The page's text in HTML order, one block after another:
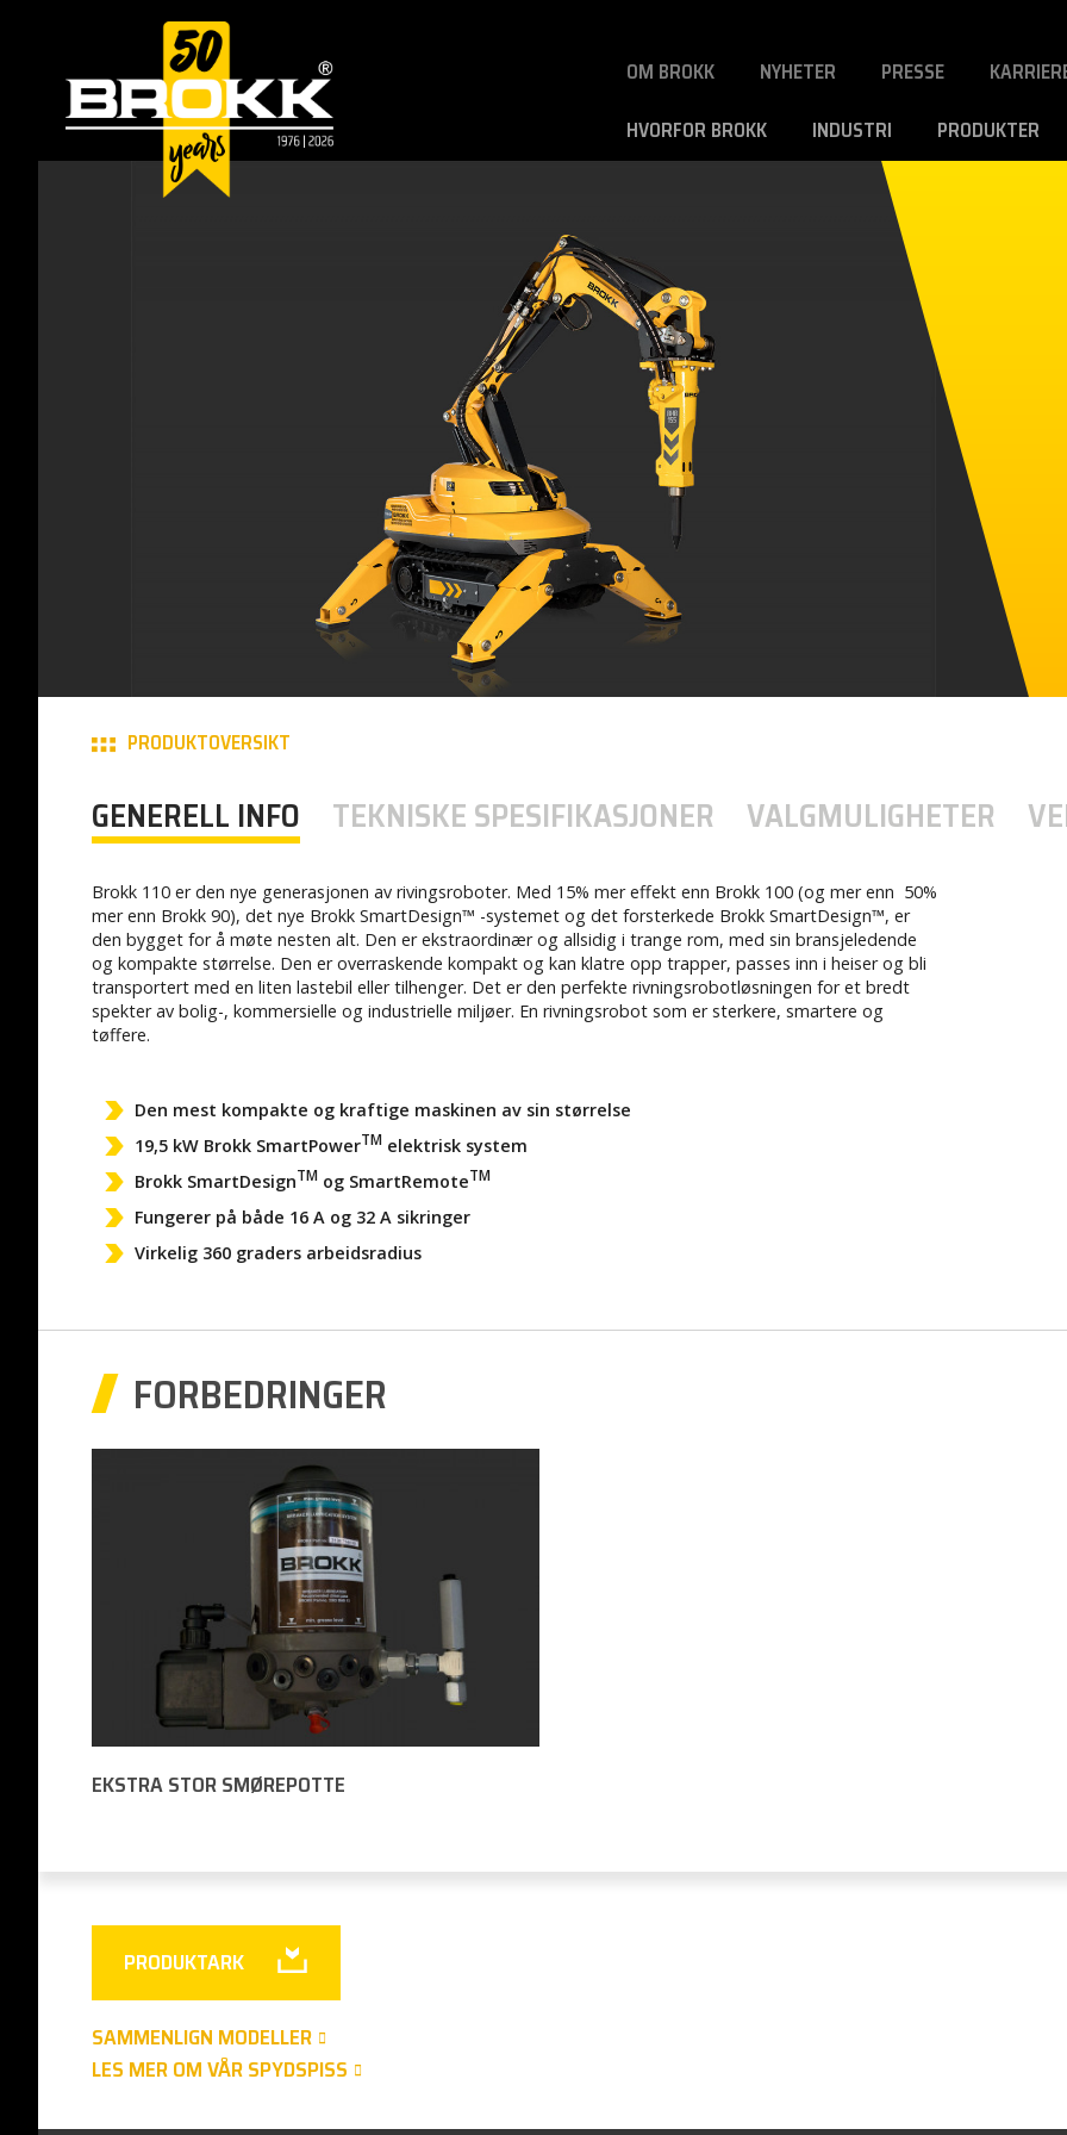
OM BROKK NYHETER PRESSE
HVORFOR BROKK INDUSTRI PRODUKTER
PRODUKTOVERSIKT
GENERELL INFO TEKNISKE SPESIFIKASJONER VALGMULIGHETER
Brokk 110 er den nye generasjonen av rivingsroboter. Med 15% mer effekt enn Brokk 100 (og mer enn 50%
mer enn Brokk 90), det nye Brokk SmartDesign™ -systemet og det forsterkede Brokk SmartDesign™, er
den bygget for å møte nesten alt. Den er ekstraordinær og allsidig i trange rom, med sin bransjeledende
og kompakte størrelse. Den er overraskende kompakt og kan klatre opp trapper, passes inn i heiser og bli
transportert med en liten lastebil eller tilhenger. Det er den perfekte rivningsrobotløsningen for et bredt
spekter av bolig-, kommersielle og industrielle miljøer. En rivningsrobot som er sterkere, smartere og
tøffere.
Den mest kompakte og kraftige maskinen av sin størrelse
19,5 kW Brokk SmartPowerTM elektrisk system
Brokk SmartDesignTM og SmartRemoteTM
Fungerer på både 16 A og 32 A sikringer
Virkelig 360 graders arbeidsradius
FORBEDRINGER
EKSTRA STOR SMØREPOTTE
PRODUKTARK
SAMMENLIGN MODELLER
LES MER OM VÅR SPYDSPISS